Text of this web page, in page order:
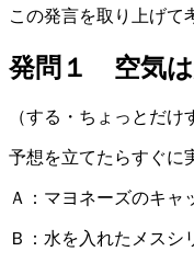
この発言を取り上げて
発問１ 空気
（する・ちょっとだけ
予想を立てたらすぐに
Ａ：マヨネーズのキャ
Ｂ：水を入れたメスシ